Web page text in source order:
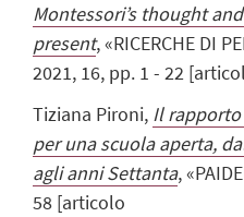
Montessori’s thought
present, «RICERCHE DI
2021, 16, pp. 1 - 22
Tiziana Pironi, Il
per una scuola aperta,
agli anni Settanta,
58 [articolo